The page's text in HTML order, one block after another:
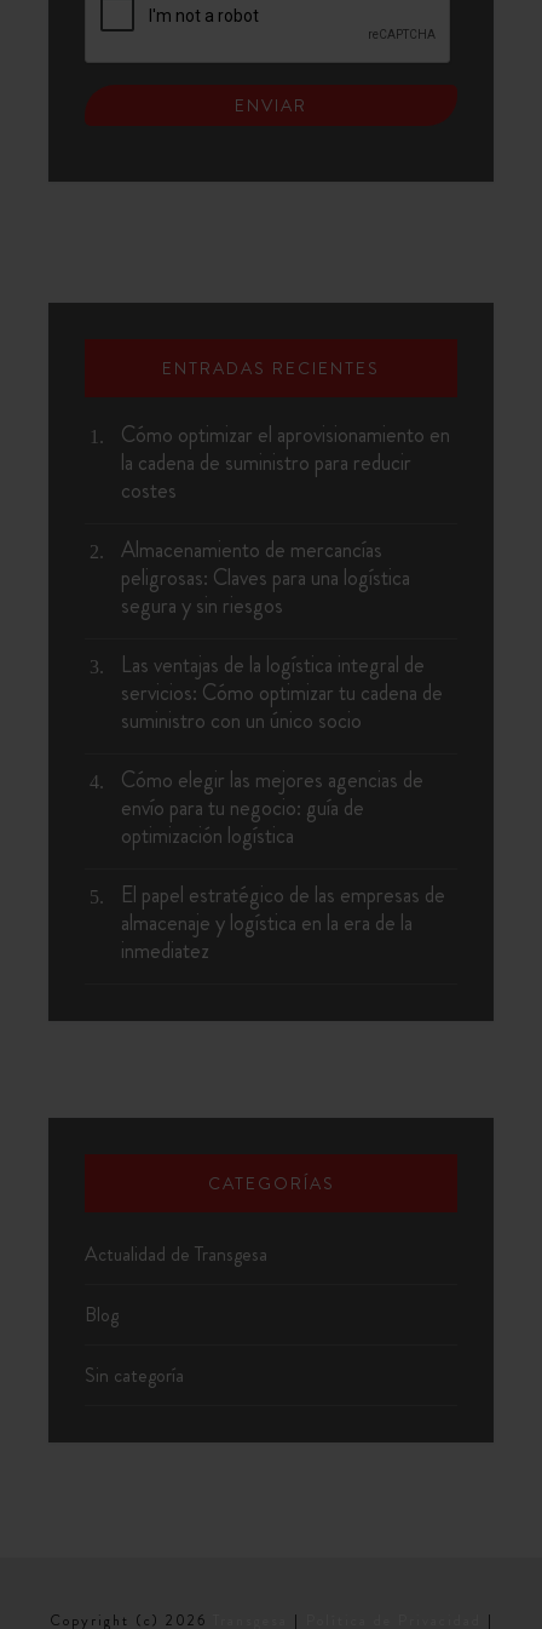
ENTRADAS RECIENTES
Cómo optimizar el aprovisionamiento en
la cadena de suministro para reducir
costes
Almacenamiento de mercancías
peligrosas: Claves para una logística
segura y sin riesgos
Las ventajas de la logística integral de
servicios: Cómo optimizar tu cadena de
suministro con un único socio
Cómo elegir las mejores agencias de
envío para tu negocio: guía de
optimización logística
El papel estratégico de las empresas de
almacenaje y logística en la era de la
inmediatez
CATEGORÍAS
Actualidad de Transgesa
Blog
Sin categoría
Copyright (c) 2026 | |